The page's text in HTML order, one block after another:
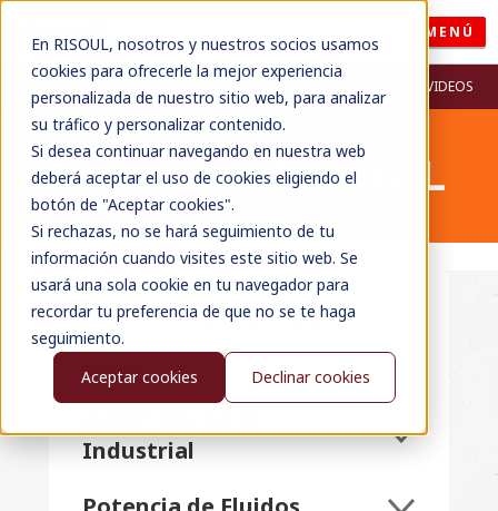
En RISOUL, nosotros y nuestros socios usamos
cookies para ofrecerle la mejor experiencia
personalizada de nuestro sitio web, para analizar
su tráfico y personalizar contenido.
Si desea continuar navegando en nuestra web
deberá aceptar el uso de cookies eligiendo el
botón de "Aceptar cookies".
Si rechazas, no se hará seguimiento de tu
información cuando visites este sitio web. Se
usará una sola cookie en tu navegador para
recordar tu preferencia de que no se te haga
seguimiento.
Aceptar cookies
Declinar cookies
MENÚ
RECURSOS WEBINARS VIDEOS
BLOG DE RISOUL
Categorías
Todos
Industrial